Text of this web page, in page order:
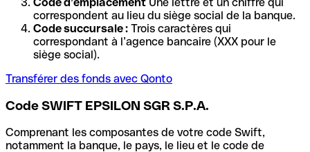
Code d’emplacement Une lettre et un chiffre qui
correspondent au lieu du siège social de la banque.
Code succursale : Trois caractères qui
correspondant à l’agence bancaire (XXX pour le
siège social).
Transférer des fonds avec Qonto
Code SWIFT EPSILON SGR S.P.A.
Comprenant les composantes de votre code Swift,
notamment la banque, le pays, le lieu et le code de